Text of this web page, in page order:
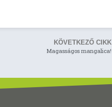
KÖVETKEZŐ CIKK
Magasságos mangalica!